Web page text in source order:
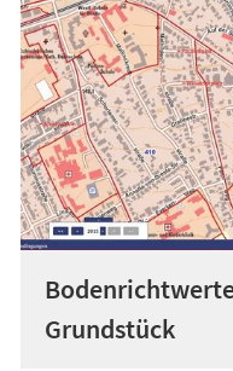
Grundstück